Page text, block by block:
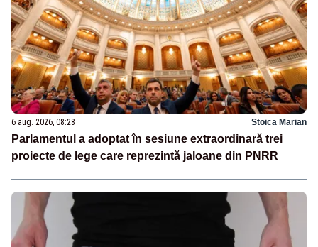
6 aug. 2026, 08:28 Stoica Marian
Parlamentul a adoptat în sesiune extraordinară trei
proiecte de lege care reprezintă jaloane din PNRR